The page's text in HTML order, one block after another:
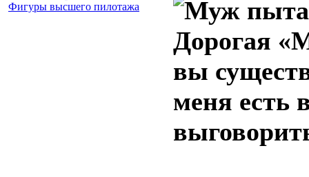
Фигуры высшего пилотажа
Дорогая
вы
меня есть